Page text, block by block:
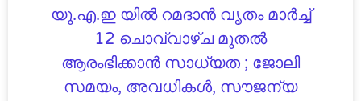
യു.എ.ഇ യിൽ റമദാൻ വൃതം മാർച്ച്
12 ചൊവ്വാഴ്ച മുതൽ
ആരംഭിക്കാൻ സാധ്യത ; ജോലി
സമയം, അവധികൾ, സൗജന്യ